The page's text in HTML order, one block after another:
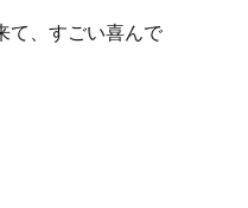
て、すごい喜んで